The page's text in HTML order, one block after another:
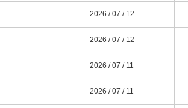
2026 / 07 / 12
2026 / 07 / 12
2026 / 07 / 11
2026 / 07 / 11